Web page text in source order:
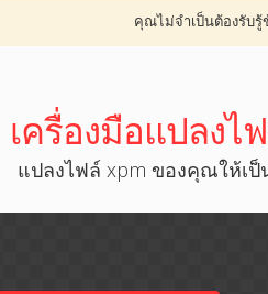
คุณไม่จำเป็นต้องรับรู้
เครื่องมือแปลงไ
แปลงไฟล์ xpm ของคุณให้เ